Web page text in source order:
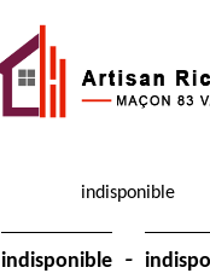
indisponible
indisponible -